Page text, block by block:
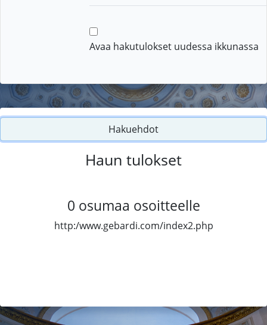
Avaa hakutulokset uudessa ikkunassa
Hakuehdot
Haun tulokset
0 osumaa osoitteelle
http:/www.gebardi.com/index2.php